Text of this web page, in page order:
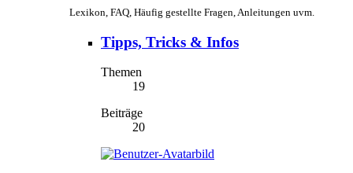
Lexikon, FAQ, Häufig gestellte Fragen, Anleitungen uvm.
Tipps, Tricks & Infos
Themen
19
Beiträge
20